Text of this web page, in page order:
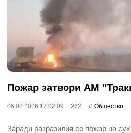
Пожар затвори АМ
06.08.2026 17:02:09 262 Общество
Заради разразилия се пожар на